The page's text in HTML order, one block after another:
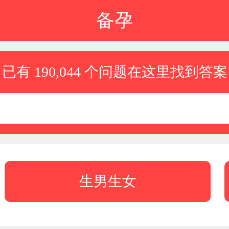
备孕
已有 190,044 个问题在这里找到答案
生男生女